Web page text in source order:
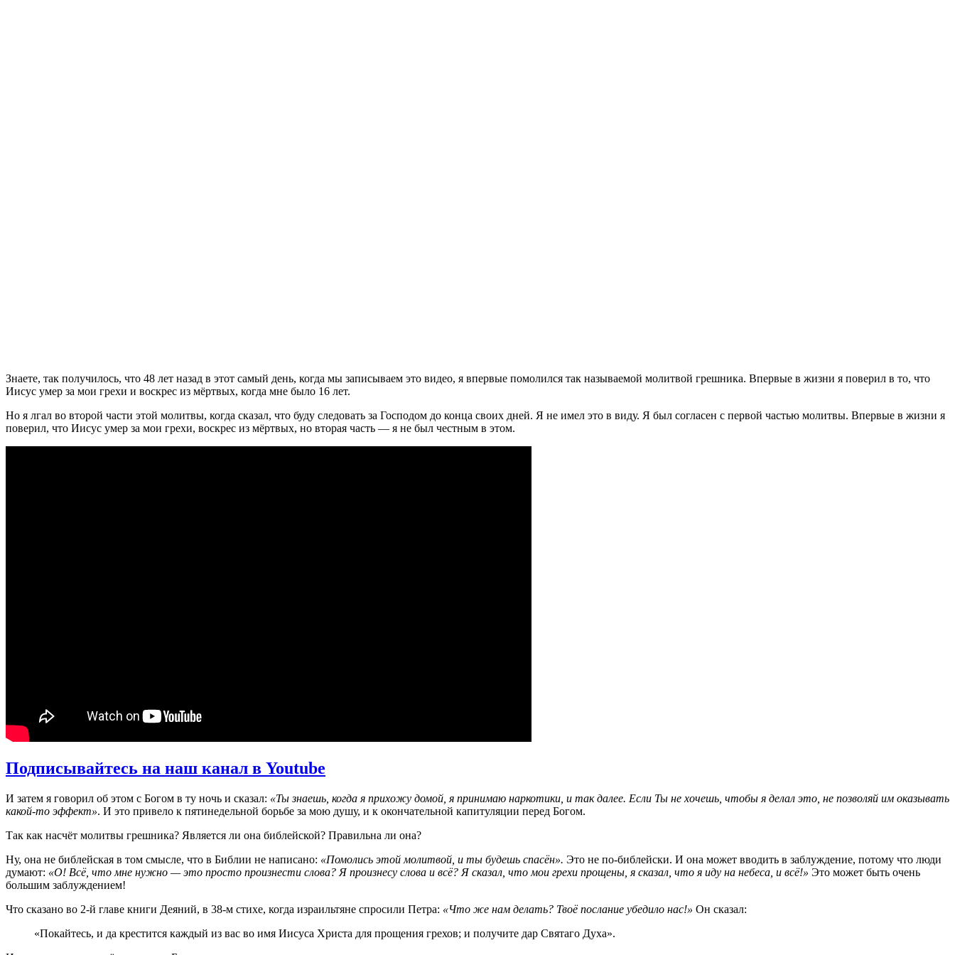
Знаете, так получилось, что 48 лет назад в этот самый день, когда мы записываем это видео, я впервые помолился так называемой молитвой грешника. Впервые в жизни я поверил в то, что
Иисус умер за мои грехи и воскрес из мёртвых, когда мне было 16 лет.
Но я лгал во второй части этой молитвы, когда сказал, что буду следовать за Господом до конца своих дней. Я не имел это в виду. Я был согласен с первой частью молитвы. Впервые в жизни я
поверил, что Иисус умер за мои грехи, воскрес из мёртвых, но вторая часть — я не был честным в этом.
Подписывайтесь на наш канал в Youtube
И затем я говорил об этом с Богом в ту ночь и сказал: «Ты знаешь, когда я прихожу домой, я принимаю наркотики, и так далее. Если Ты не хочешь, чтобы я делал это, не позволяй им оказывать
какой-то эффект». И это привело к пятинедельной борьбе за мою душу, и к окончательной капитуляции перед Богом.
Так как насчёт молитвы грешника? Является ли она библейской? Правильна ли она?
Ну, она не библейская в том смысле, что в Библии не написано: «Помолись этой молитвой, и ты будешь спасён». Это не по-библейски. И она может вводить в заблуждение, потому что люди
думают: «О! Всё, что мне нужно — это просто произнести слова? Я произнесу слова и всё? Я сказал, что мои грехи прощены, я сказал, что я иду на небеса, и всё!» Это может быть очень
большим заблуждением!
Что сказано во 2-й главе книги Деяний, в 38-м стихе, когда израильтяне спросили Петра: «Что же нам делать? Твоё послание убедило нас!» Он сказал:
«Покайтесь, и да крестится каждый из вас во имя Иисуса Христа для прощения грехов; и получите дар Святаго Духа».